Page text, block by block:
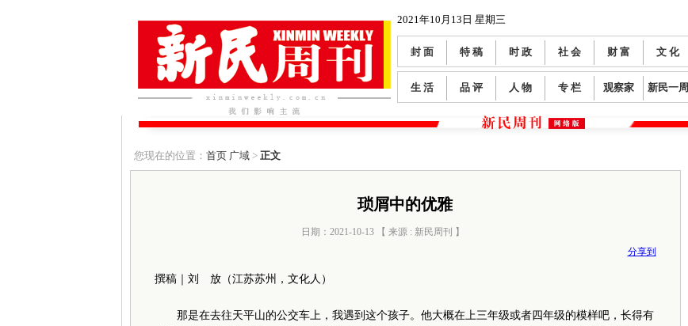
2021年10月13日 星期三
封 面 特 稿 时 政 社 会 财 富 文 化
生 活 品 评 人 物 专 栏 观察家 新民一周
您现在的位置： 首页 广域> 正文
琐屑中的优雅
日期：2021-10-13 【 来源 : 新民周刊 】
分享到
撰稿｜刘 放（江苏苏州，文化人）
那是在去往天平山的公交车上，我遇到这个孩子。他大概在上三年级或者四年级的模样吧，长得有